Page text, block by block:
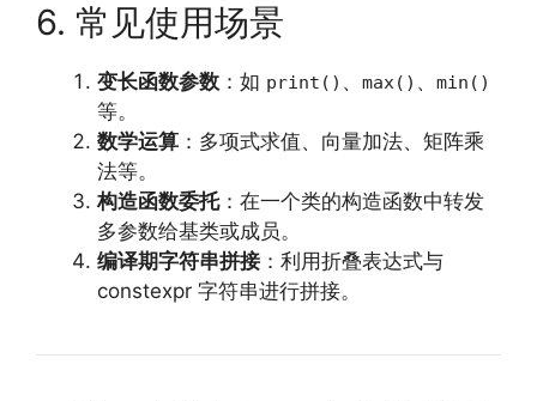
6. 常见使用场景
变长函数参数 ：如 print() 、 max() 、 min()
等。
数学运算 ：多项式求值、向量加法、矩阵乘
法等。
构造函数委托：在一个类的构造函数中转发
多参数给基类或成员。
编译期字符串拼接 ：利用折叠表达式与
constexpr 字符串进行拼接。